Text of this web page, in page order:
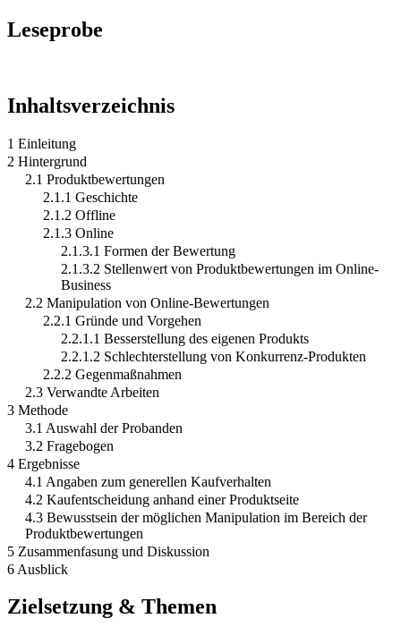
Leseprobe
Inhaltsverzeichnis
1 Einleitung
2 Hintergrund
2.1 Produktbewertungen
2.1.1 Geschichte
2.1.2 Offline
2.1.3 Online
2.1.3.1 Formen der Bewertung
2.1.3.2 Stellenwert von Produktbewertungen im Online-
Business
2.2 Manipulation von Online-Bewertungen
2.2.1 Gründe und Vorgehen
2.2.1.1 Besserstellung des eigenen Produkts
2.2.1.2 Schlechterstellung von Konkurrenz-Produkten
2.2.2 Gegenmaßnahmen
2.3 Verwandte Arbeiten
3 Methode
3.1 Auswahl der Probanden
3.2 Fragebogen
4 Ergebnisse
4.1 Angaben zum generellen Kaufverhalten
4.2 Kaufentscheidung anhand einer Produktseite
4.3 Bewusstsein der möglichen Manipulation im Bereich der
Produktbewertungen
5 Zusammenfasung und Diskussion
6 Ausblick
Zielsetzung & Themen